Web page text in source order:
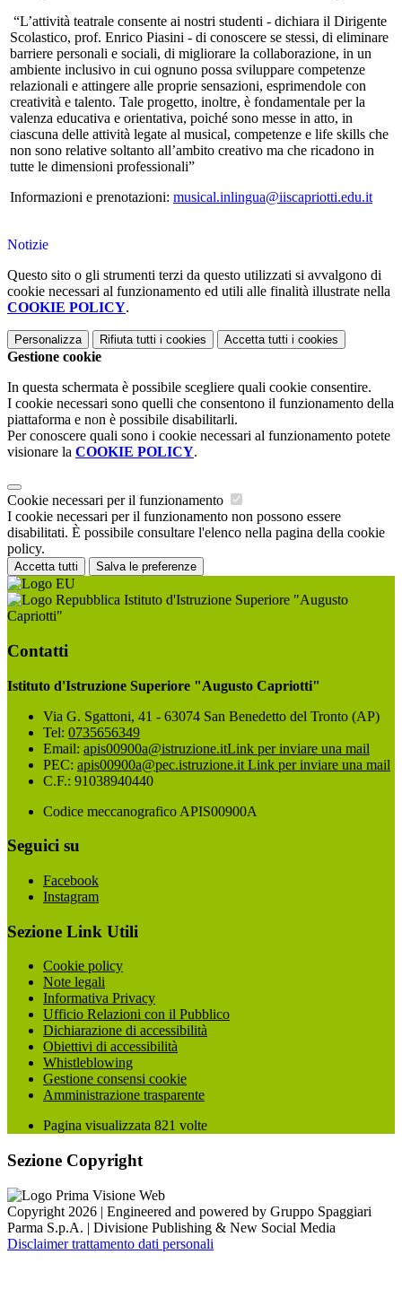
“L’attività teatrale consente ai nostri studenti - dichiara il Dirigente
Scolastico, prof. Enrico Piasini - di conoscere se stessi, di eliminare
barriere personali e sociali, di migliorare la collaborazione, in un
ambiente inclusivo in cui ognuno possa sviluppare competenze
relazionali e attingere alle proprie sensazioni, esprimendole con
creatività e talento. Tale progetto, inoltre, è fondamentale per la
valenza educativa e orientativa, poiché sono messe in atto, in
ciascuna delle attività legate al musical, competenze e life skills che
non sono relative soltanto all’ambito creativo ma che ricadono in
tutte le dimensioni professionali”
Informazioni e prenotazioni: musical.inlingua@iiscapriotti.edu.it
Notizie
Questo sito o gli strumenti terzi da questo utilizzati si avvalgono di
cookie necessari al funzionamento ed utili alle finalità illustrate nella
COOKIE POLICY.
Personalizza Rifiuta tutti i cookies Accetta tutti i cookies
Gestione cookie
In questa schermata è possibile scegliere quali cookie consentire.
I cookie necessari sono quelli che consentono il funzionamento della
piattaforma e non è possibile disabilitarli.
Per conoscere quali sono i cookie necessari al funzionamento potete
visionare la COOKIE POLICY.
Cookie necessari per il funzionamento
I cookie necessari per il funzionamento non possono essere
disabilitati. È possibile consultare l'elenco nella pagina della cookie
policy.
Accetta tutti Salva le preferenze
Istituto d'Istruzione Superiore "Augusto
Capriotti"
Contatti
Istituto d'Istruzione Superiore "Augusto Capriotti"
Via G. Sgattoni, 41 - 63074 San Benedetto del Tronto (AP)
Tel: 0735656349
Email: apis00900a@istruzione.itLink per inviare una mail
PEC: apis00900a@pec.istruzione.it Link per inviare una mail
C.F.: 91038940440
Codice meccanografico APIS00900A
Seguici su
Facebook
Instagram
Sezione Link Utili
Cookie policy
Note legali
Informativa Privacy
Ufficio Relazioni con il Pubblico
Dichiarazione di accessibilità
Obiettivi di accessibilità
Whistleblowing
Gestione consensi cookie
Amministrazione trasparente
Pagina visualizzata 821 volte
Sezione Copyright
Copyright 2026 | Engineered and powered by Gruppo Spaggiari
Parma S.p.A. | Divisione Publishing & New Social Media
Disclaimer trattamento dati personali